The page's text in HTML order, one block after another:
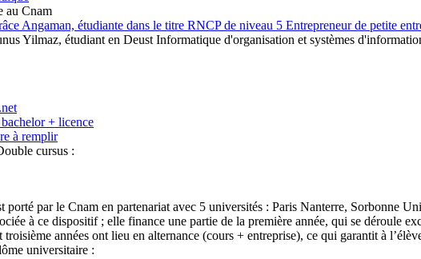
au Cnam
Angaman, étudiante dans le titre RNCP de niveau 5 Entrepreneur de petite
Yilmaz, étudiant en Deust Informatique d'organisation et systèmes
+ licence
à remplir
cursus :
par le Cnam en partenariat avec 5 universités : Paris Nanterre, Sorbonne
à ce dispositif ; elle finance une partie de la première année, qui se déroule
années ont lieu en alternance (cours + entreprise), ce qui garantit à
universitaire :